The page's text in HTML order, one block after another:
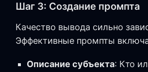
Шаг 3: Создание промпта
Качество вывода сильно
Эффективные промпты
Описание субъекта: Кто